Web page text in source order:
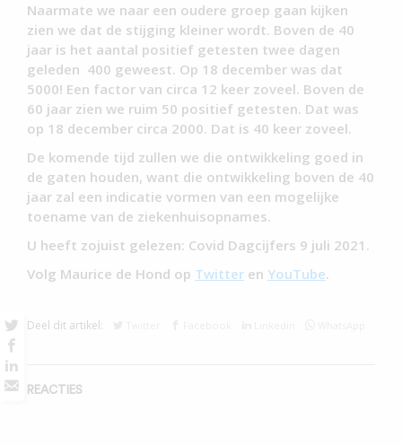
Naarmate we naar een oudere groep gaan kijken
zien we dat de stijging kleiner wordt. Boven de 40
jaar is het aantal positief getesten twee dagen
geleden 400 geweest. Op 18 december was dat
5000! Een factor van circa 12 keer zoveel. Boven de
60 jaar zien we ruim 50 positief getesten. Dat was
op 18 december circa 2000. Dat is 40 keer zoveel.
De komende tijd zullen we die ontwikkeling goed in
de gaten houden, want die ontwikkeling boven de 40
jaar zal een indicatie vormen van een mogelijke
toename van de ziekenhuisopnames.
U heeft zojuist gelezen: Covid Dagcijfers 9 juli 2021.
Volg Maurice de Hond op Twitter en YouTube.
Deel dit artikel:
REACTIES